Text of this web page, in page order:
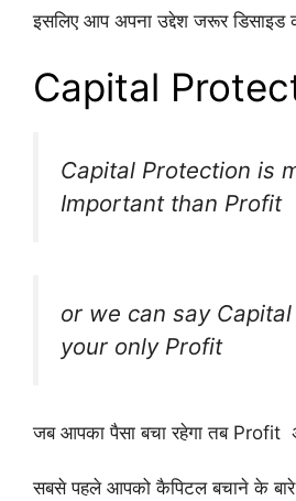
इसलिए आप अपना उद्देश जरूर डिसाइड
Capital
Capital Protection is
Important than Profit
or we can say
your only Profit
जब आपका पैसा बचा रहेगा तब
सबसे पहले आपको कैपिटल बचाने के बारे